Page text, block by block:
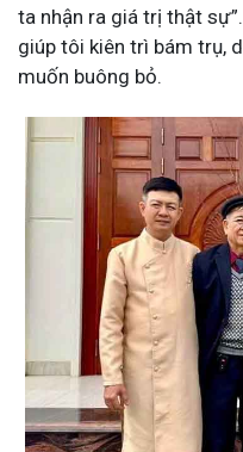
ta nhận ra giá trị thật
giúp tôi kiên trì bám trụ,
muốn buông bỏ.